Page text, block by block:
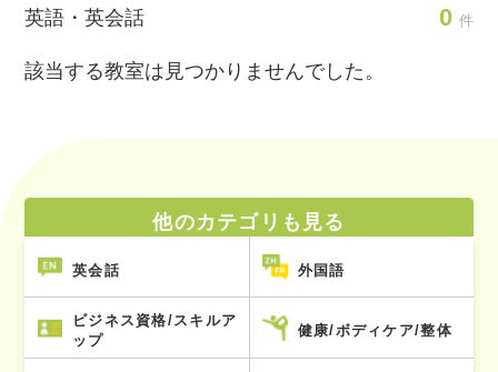
英語・英会話 0 件
該当する教室は見つかりませんでした。
他のカテゴリも見る
英会話 外国語
ビジネス資格/スキルア
ップ
健康/ボディケア/整体